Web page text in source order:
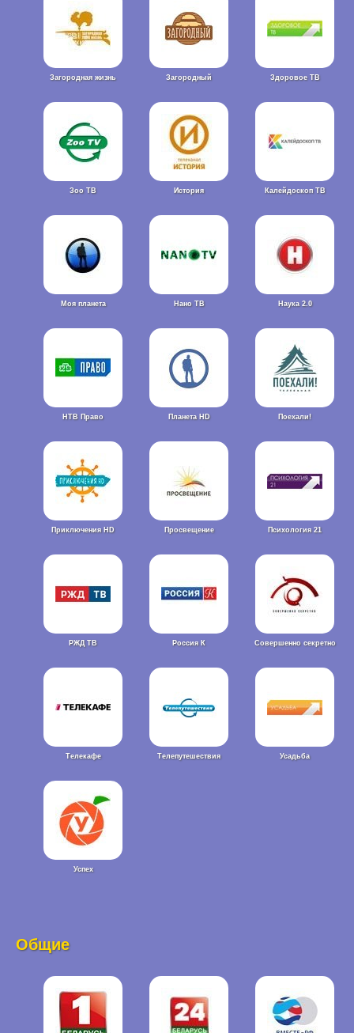
Загородная жизнь Загородный Здоровое ТВ
Зоо ТВ История Калейдоскоп ТВ
Моя планета Нано ТВ Наука 2.0
НТВ Право Планета HD Поехали!
Приключения HD Просвещение Психология 21
РЖД ТВ Россия К Совершенно секретно
Телекафе Телепутешествия Усадьба
Успех
Общие